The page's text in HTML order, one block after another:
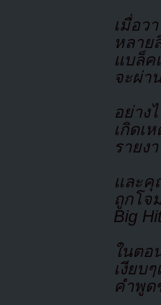
เมื่อ
หลาย
แบล็ค
จะผ่า
อย่าง
เกิดเ
รายง
และคุ
ถูกโจ
Big
ในตอ
เงียบ
คำพูด